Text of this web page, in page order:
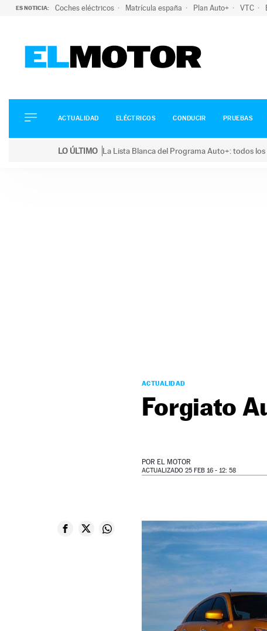
ES NOTICIA: Coches eléctricos Matrícula españa Plan Auto+ VTC
ELÉCTRICOS
CONDUCIR
ACTUALIDAD ELÉCTRICOS CONDUCIR PRUEBAS
LO ÚLTIMO La Lista Blanca del Programa Auto+: todos
ACTUALIDAD
Forgiato
POR EL MOTOR
ACTUALIZADO 25 FEB 16 - 12: 58